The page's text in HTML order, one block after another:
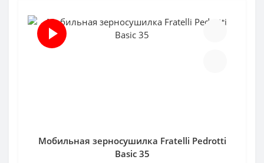
Мобильная зерносушилка Fratelli Pedrotti
Basic 35